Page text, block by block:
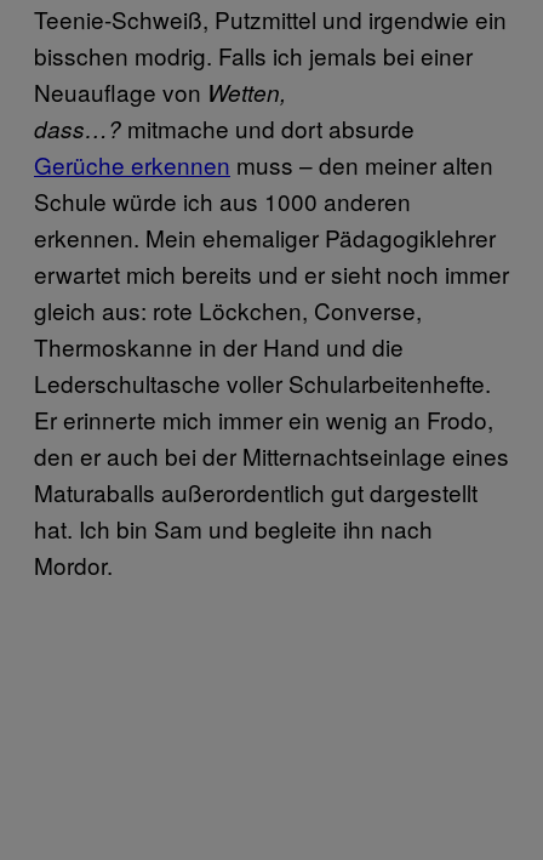
Teenie-Schweiß, Putzmittel und irgendwie ein
bisschen modrig. Falls ich jemals bei einer
Neuauflage von Wetten,
dass…? mitmache und dort absurde
Gerüche erkennen muss – den meiner alten
Schule würde ich aus 1000 anderen
erkennen. Mein ehemaliger Pädagogiklehrer
erwartet mich bereits und er sieht noch immer
gleich aus: rote Löckchen, Converse,
Thermoskanne in der Hand und die
Lederschultasche voller Schularbeitenhefte.
Er erinnerte mich immer ein wenig an Frodo,
den er auch bei der Mitternachtseinlage eines
Maturaballs außerordentlich gut dargestellt
hat. Ich bin Sam und begleite ihn nach
Mordor.